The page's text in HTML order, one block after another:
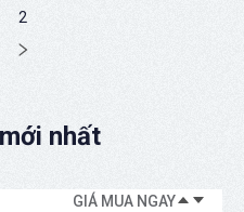
2
nhất
GIÁ MUA NGAY